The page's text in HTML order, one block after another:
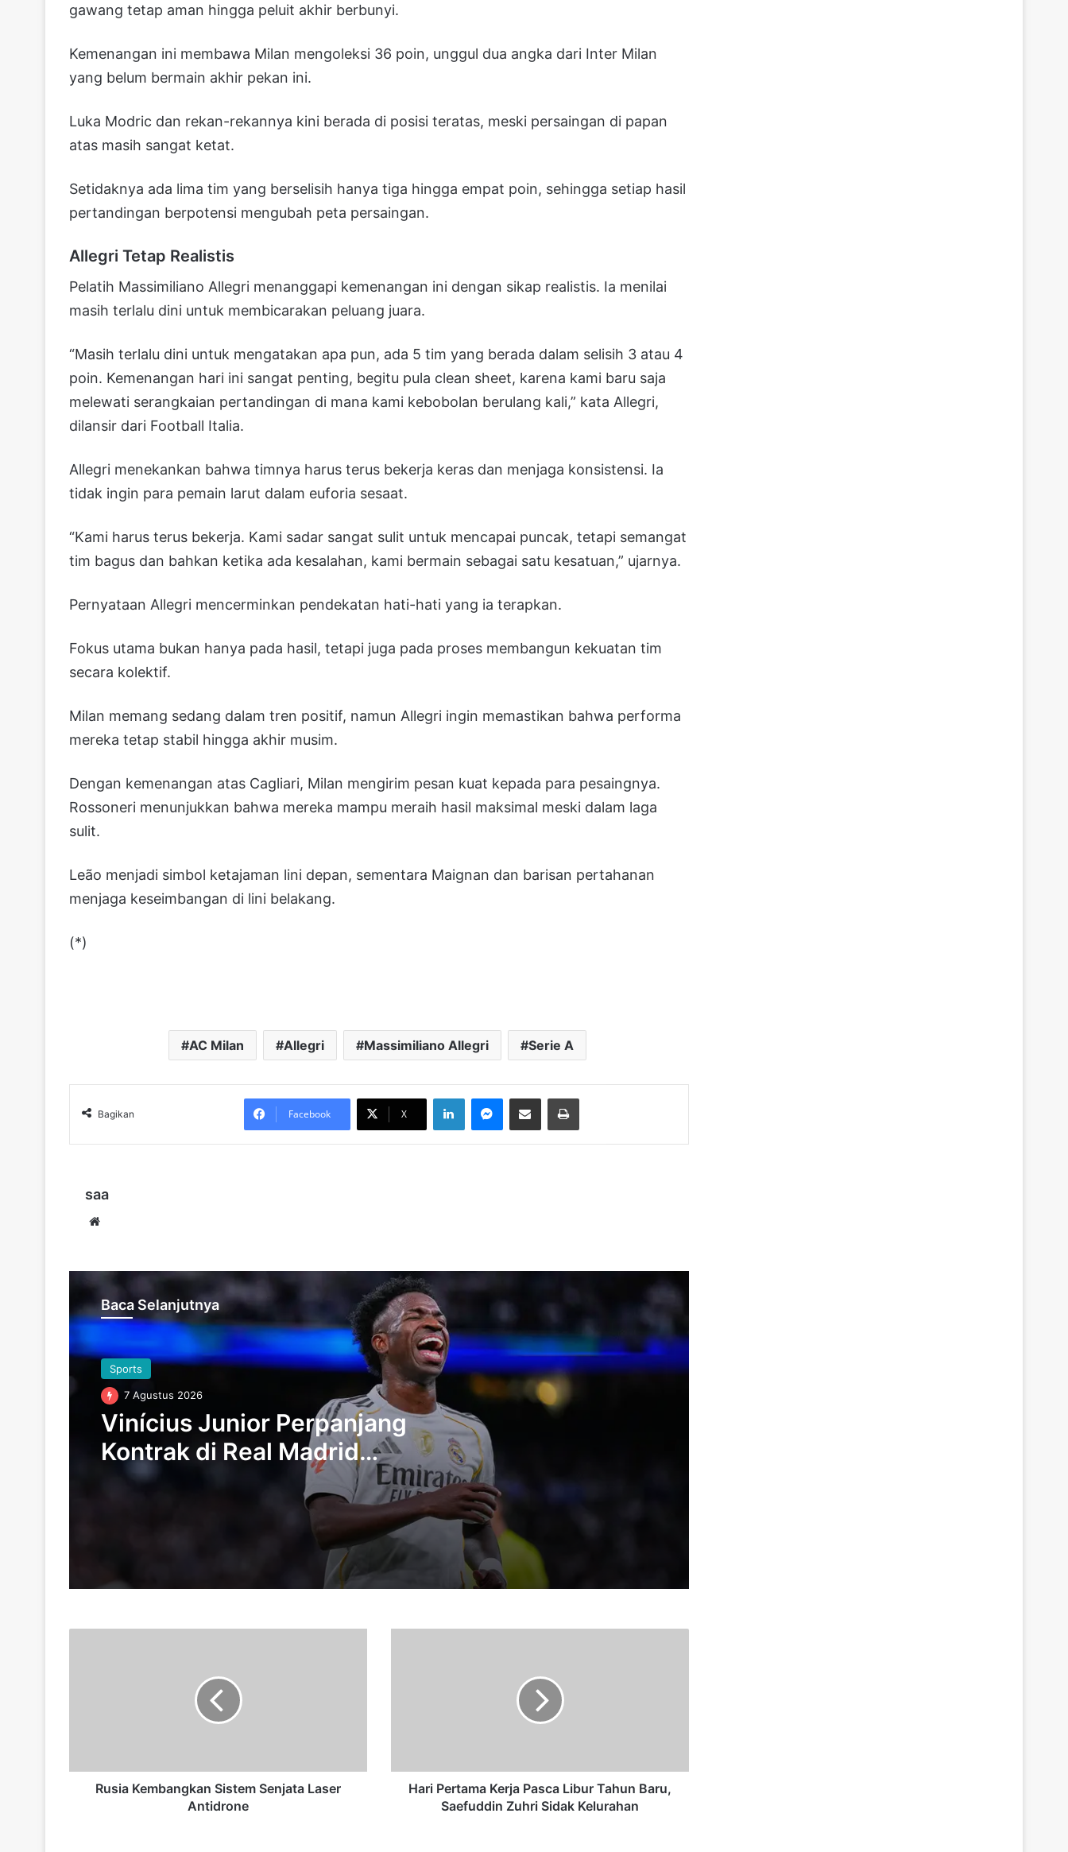
gawang tetap aman hingga peluit akhir berbunyi.
Kemenangan ini membawa Milan mengoleksi 36 poin, unggul dua angka dari Inter Milan
yang belum bermain akhir pekan ini.
Luka Modric dan rekan-rekannya kini berada di posisi teratas, meski persaingan di papan
atas masih sangat ketat.
Setidaknya ada lima tim yang berselisih hanya tiga hingga empat poin, sehingga setiap hasil
pertandingan berpotensi mengubah peta persaingan.
Allegri Tetap Realistis
Pelatih Massimiliano Allegri menanggapi kemenangan ini dengan sikap realistis. Ia menilai
masih terlalu dini untuk membicarakan peluang juara.
“Masih terlalu dini untuk mengatakan apa pun, ada 5 tim yang berada dalam selisih 3 atau 4
poin. Kemenangan hari ini sangat penting, begitu pula clean sheet, karena kami baru saja
melewati serangkaian pertandingan di mana kami kebobolan berulang kali,” kata Allegri,
dilansir dari Football Italia.
Allegri menekankan bahwa timnya harus terus bekerja keras dan menjaga konsistensi. Ia
tidak ingin para pemain larut dalam euforia sesaat.
“Kami harus terus bekerja. Kami sadar sangat sulit untuk mencapai puncak, tetapi semangat
tim bagus dan bahkan ketika ada kesalahan, kami bermain sebagai satu kesatuan,” ujarnya.
Pernyataan Allegri mencerminkan pendekatan hati-hati yang ia terapkan.
Fokus utama bukan hanya pada hasil, tetapi juga pada proses membangun kekuatan tim
secara kolektif.
Milan memang sedang dalam tren positif, namun Allegri ingin memastikan bahwa performa
mereka tetap stabil hingga akhir musim.
Dengan kemenangan atas Cagliari, Milan mengirim pesan kuat kepada para pesaingnya.
Rossoneri menunjukkan bahwa mereka mampu meraih hasil maksimal meski dalam laga
sulit.
Leão menjadi simbol ketajaman lini depan, sementara Maignan dan barisan pertahanan
menjaga keseimbangan di lini belakang.
(*)
AC Milan Allegri Massimiliano Allegri Serie A
Bagikan Facebook X
LinkedInMessenger
Bagikan melalui Email Cetak
saa
Baca Selanjutnya
Sports
7 Agustus 2026
Vinícius Junior Perpanjang
Kontrak di Real Madrid
hingga 2032
Vinícius Junior Perpanjang Kontrak di
Real Madrid hingga 2032
ke Arsenal
Madrid, Lanjutkan Karier Bersama
Fulham
Dumfries Ungkap Pesan Mourinho Usai
Debut Bersama Real Madrid
Datang di Tengah Krisis, Xabi Alonso
Yakin Pilihannya Gabung Chelsea
Sudah Tepat
Antony Bidik Musim Lebih Gemilang
Bersama Real Betis
FIFA Batalkan Rencana Penjualan
dari Levante, Kontrak hingga 2031
Rusia Kembangkan Sistem Senjata Laser
Antidrone
Zuhri
SidakHari Pertama Kerja Pasca Libur Tahun Baru,
Saefuddin Zuhri Sidak Kelurahan